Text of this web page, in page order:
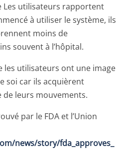
Les utilisateurs rapportent
à utiliser le système, ils
moins de
souvent à l’hôpital.
les utilisateurs ont une image
soi car ils acquièrent
de leurs mouvements.
par le FDA et l’Union
news/story/fda_approves_